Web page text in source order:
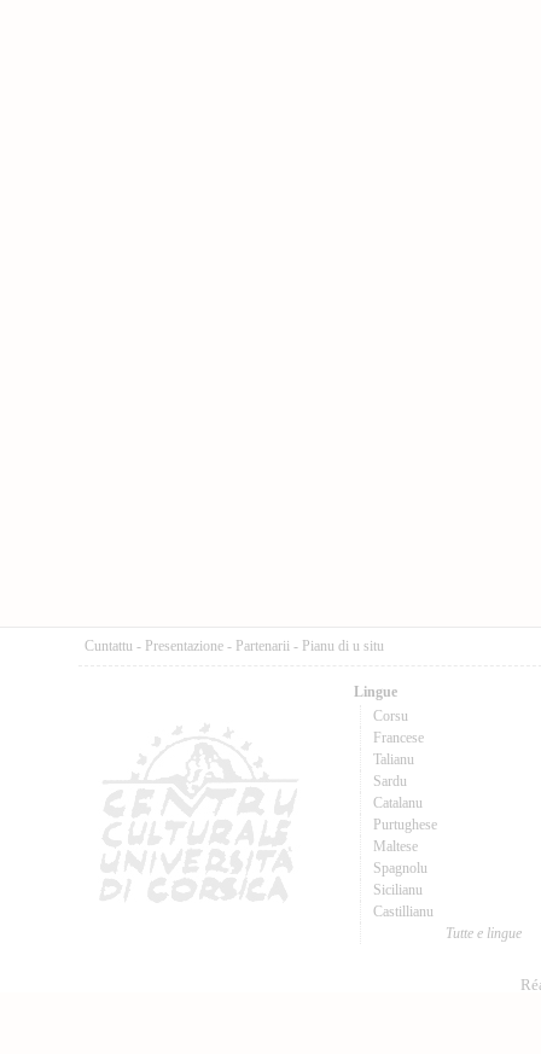
Cuntattu - Presentazione - Partenarii - Pianu di u situ
Lingue
Corsu
Francese
Talianu
Sardu
Catalanu
Purtughese
Maltese
Spagnolu
Sicilianu
Castillianu
Tutte e lingue